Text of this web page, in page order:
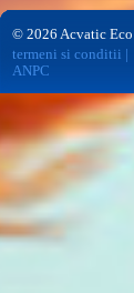
© 2026 Acvatic Eco
termeni si conditii
ANPC